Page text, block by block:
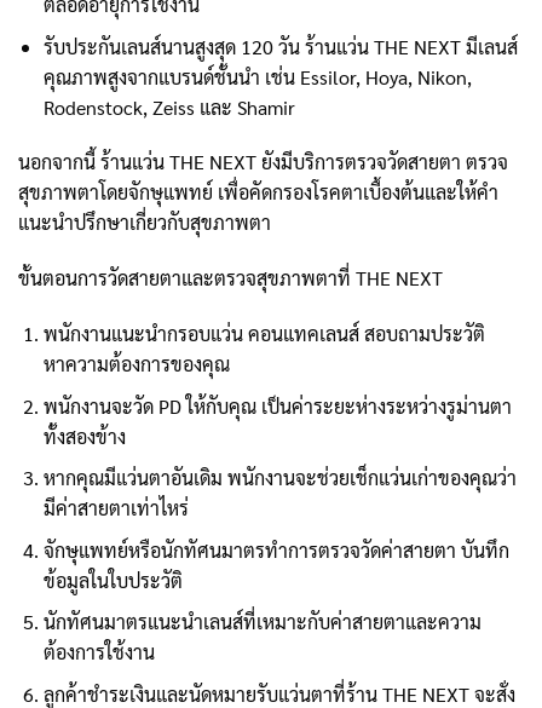
รับประกันเลนส์นานสูงสุด 120 วัน ร้านแว่น THE NEXT มีเลนส์
คุณภาพสูงจากแบรนด์ชั้นนำ เช่น Essilor, Hoya, Nikon,
Rodenstock, Zeiss และ Shamir
นอกจากนี้ ร้านแว่น THE NEXT ยังมีบริการตรวจวัดสายตา ตรวจ
สุขภาพตาโดยจักษุแพทย์ เพื่อคัดกรองโรคตาเบื้องต้นและให้คำ
แนะนำปรึกษาเกี่ยวกับสุขภาพตา
ขั้นตอนการวัดสายตาและตรวจสุขภาพตาที่ THE NEXT
พนักงานแนะนำกรอบแว่น คอนแทคเลนส์ สอบถามประวัติ
หาความต้องการของคุณ
พนักงานจะวัด PD ให้กับคุณ เป็นค่าระยะห่างระหว่างรูม่านตา
ทั้งสองข้าง
หากคุณมีแว่นตาอันเดิม พนักงานจะช่วยเช็กแว่นเก่าของคุณว่า
มีค่าสายตาเท่าไหร่
จักษุแพทย์หรือนักทัศนมาตรทำการตรวจวัดค่าสายตา บันทึก
ข้อมูลในใบประวัติ
นักทัศนมาตรแนะนำเลนส์ที่เหมาะกับค่าสายตาและความ
ต้องการใช้งาน
ลูกค้าชำระเงินและนัดหมายรับแว่นตาที่ร้าน THE NEXT จะสั่ง